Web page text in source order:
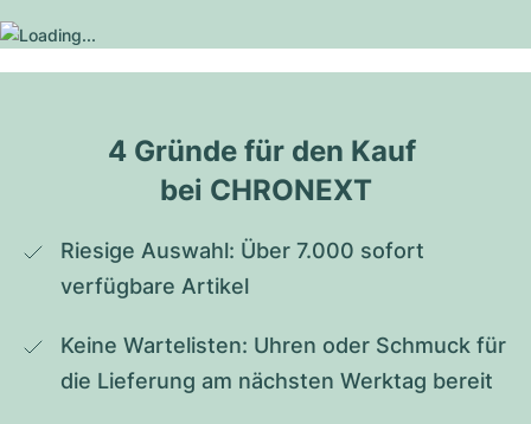
4 Gründe für den Kauf
bei CHRONEXT
Riesige Auswahl: Über 7.000 sofort
verfügbare Artikel
Keine Wartelisten: Uhren oder Schmuck für
die Lieferung am nächsten Werktag bereit